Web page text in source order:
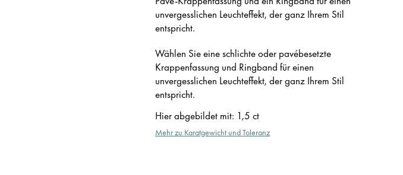
unvergesslichen Leuchteffekt, der ganz Ihrem Stil
entspricht.
Wählen Sie eine schlichte oder pavébesetzte
Krappenfassung und Ringband für einen
unvergesslichen Leuchteffekt, der ganz Ihrem Stil
entspricht.
Hier abgebildet mit: 1,5 ct
Mehr zu Karatgewicht und Toleranz